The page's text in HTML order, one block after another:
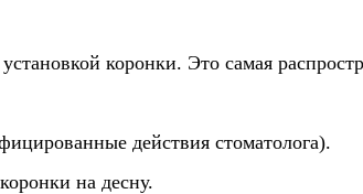
коронки. Это самая
действия стоматолога).
на десну.